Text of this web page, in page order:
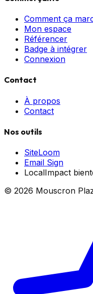
Comment ça
Mon espace
Référencer
Badge à intégrer
Connexion
Contact
À propos
Contact
Nos outils
SiteLoom
Email Sign
LocalImpact
© 2026 Mouscron